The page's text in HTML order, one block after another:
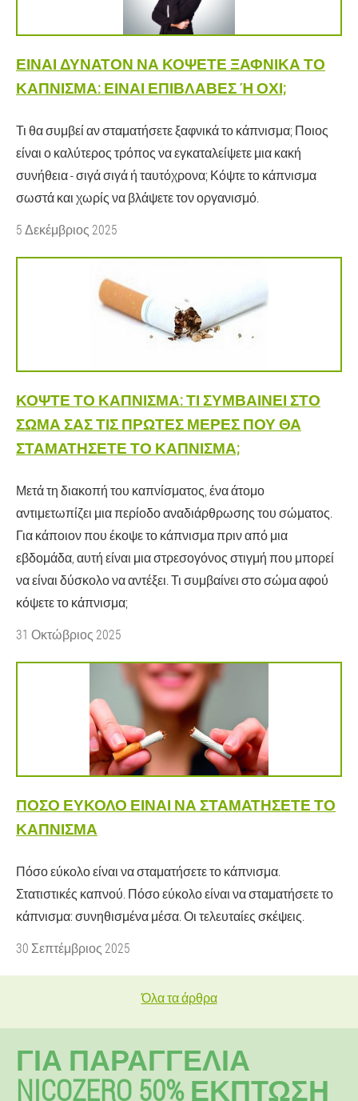
ΕΊΝΑΙ ΔΥΝΑΤΌΝ ΝΑ ΚΌΨΕΤΕ ΞΑΦΝΙΚΆ ΤΟ
ΚΆΠΝΙΣΜΑ: ΕΊΝΑΙ ΕΠΙΒΛΑΒΈΣ Ή ΌΧΙ;
Τι θα συμβεί αν σταματήσετε ξαφνικά το κάπνισμα; Ποιος
είναι ο καλύτερος τρόπος να εγκαταλείψετε μια κακή
συνήθεια - σιγά σιγά ή ταυτόχρονα; Κόψτε το κάπνισμα
σωστά και χωρίς να βλάψετε τον οργανισμό.
5 Δεκέμβριος 2025
ΚΌΨΤΕ ΤΟ ΚΆΠΝΙΣΜΑ: ΤΙ ΣΥΜΒΑΊΝΕΙ ΣΤΟ
ΣΏΜΑ ΣΑΣ ΤΙΣ ΠΡΏΤΕΣ ΜΈΡΕΣ ΠΟΥ ΘΑ
ΣΤΑΜΑΤΉΣΕΤΕ ΤΟ ΚΆΠΝΙΣΜΑ;
Μετά τη διακοπή του καπνίσματος, ένα άτομο
αντιμετωπίζει μια περίοδο αναδιάρθρωσης του σώματος.
Για κάποιον που έκοψε το κάπνισμα πριν από μια
εβδομάδα, αυτή είναι μια στρεσογόνος στιγμή που μπορεί
να είναι δύσκολο να αντέξει. Τι συμβαίνει στο σώμα αφού
κόψετε το κάπνισμα;
31 Οκτώβριος 2025
ΠΌΣΟ ΕΎΚΟΛΟ ΕΊΝΑΙ ΝΑ ΣΤΑΜΑΤΉΣΕΤΕ ΤΟ
ΚΆΠΝΙΣΜΑ
Πόσο εύκολο είναι να σταματήσετε το κάπνισμα.
Στατιστικές καπνού. Πόσο εύκολο είναι να σταματήσετε το
κάπνισμα: συνηθισμένα μέσα. Οι τελευταίες σκέψεις.
30 Σεπτέμβριος 2025
Όλα τα άρθρα
ΓΙΑ ΠΑΡΑΓΓΕΛΊΑ
NICOZERO 50% ΕΚΠΤΩΣΗ